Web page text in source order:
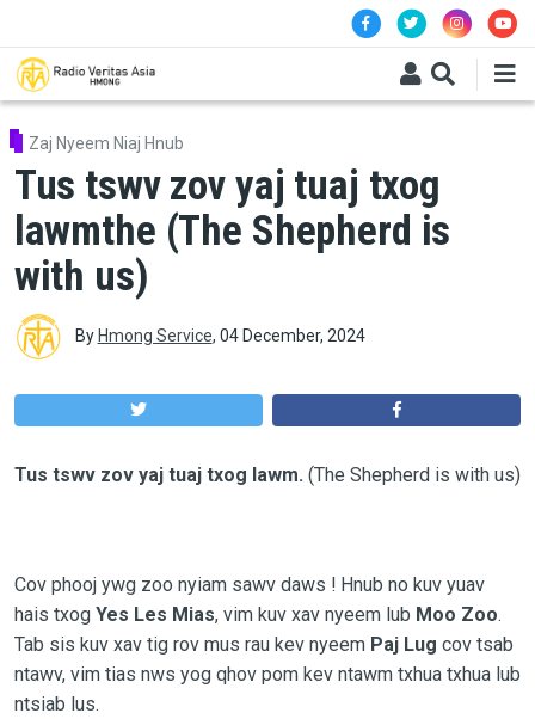
Zaj Nyeem Niaj Hnub
Tus tswv zov yaj tuaj txog
lawmthe (The Shepherd is
with us)
By Hmong Service, 04 December, 2024
Tus tswv zov yaj tuaj txog lawm. (The Shepherd is with us)
Cov phooj ywg zoo nyiam sawv daws ! Hnub no kuv yuav
hais txog Yes Les Mias, vim kuv xav nyeem lub Moo Zoo.
Tab sis kuv xav tig rov mus rau kev nyeem Paj Lug cov tsab
ntawv, vim tias nws yog qhov pom kev ntawm txhua txhua lub
ntsiab lus.